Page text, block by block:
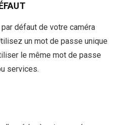
défaut de votre caméra
un mot de passe unique
le même mot de passe
services.